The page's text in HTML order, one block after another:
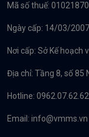
Mã số thuế:
Ngày cấp: 14/03/2007
Nơi cấp: Sở Kế hoạch
Địa chỉ: Tầng 8, số 85
Hotline: 0962.07.62.62
Email: info@vmms.vn